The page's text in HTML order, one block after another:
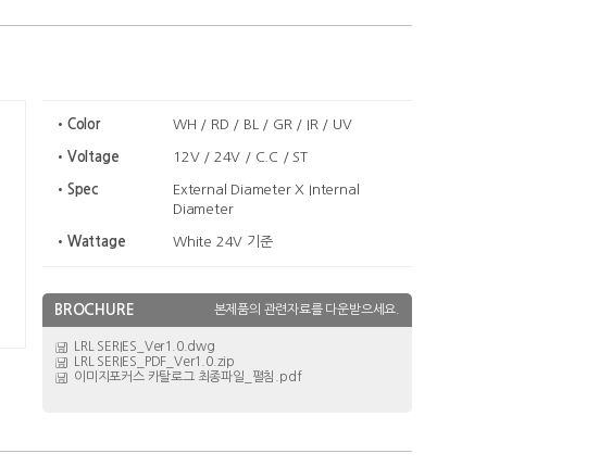
•Color WH / RD / BL / GR / IR / UV
•Voltage 12V / 24V / C.C / ST
•Spec
External Diameter X Internal
Diameter
•Wattage White 24V 기준
BROCHURE 본제품의 관련자료를 다운받으세요.
LRL SERIES_Ver1.0.dwg
LRL SERIES_PDF_Ver1.0.zip
이미지포커스 카탈로그 최종파일_펼침.pdf